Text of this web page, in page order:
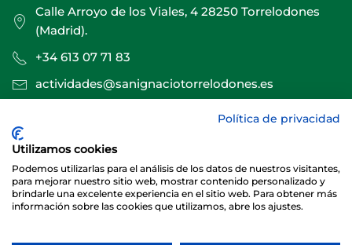
Calle Arroyo de los Viales, 4 28250 Torrelodones
(Madrid).
+34 613 07 71 83
actividades@sanignaciotorrelodones.es
Sitio web creado por
Política de privacidad
Utilizamos cookies
Podemos utilizarlas para el análisis de los datos de nuestros visitantes,
para mejorar nuestro sitio web, mostrar contenido personalizado y
brindarle una excelente experiencia en el sitio web. Para obtener más
información sobre las cookies que utilizamos, abre los ajustes.